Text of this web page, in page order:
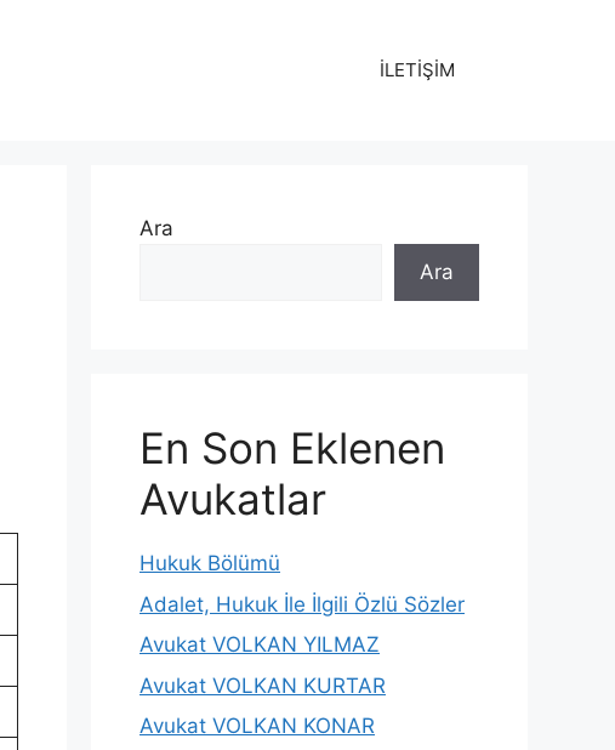
İLETİŞİM
Ara
Ara
En Son Eklenen
Avukatlar
Hukuk Bölümü
Adalet, Hukuk İle İlgili Özlü Sözler
Avukat VOLKAN YILMAZ
Avukat VOLKAN KURTAR
Avukat VOLKAN KONAR